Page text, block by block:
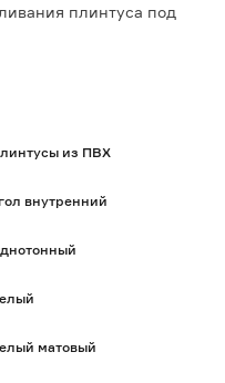
плинтуса под
из ПВХ
внутренний
матовый